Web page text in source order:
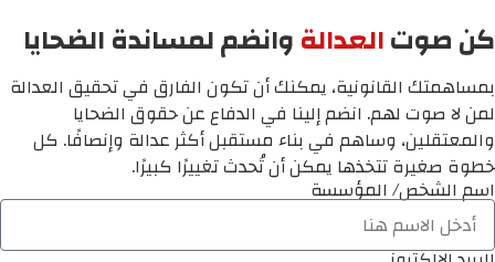
كن صوتالعدالةوانضم لمساندة الضحايا
بمساهمتك القانونية، يمكنك أن تكون الفارق في تحقيق العدالة
لمن لا صوت لهم. انضم إلينا في الدفاع عن حقوق الضحايا
والمعتقلين، وساهم في بناء مستقبل أكثر عدالة وإنصافًا. كل
خطوة صغيرة تتخذها يمكن أن تُحدث تغييرًا كبيرًا.
اسم الشخص/ المؤسسة